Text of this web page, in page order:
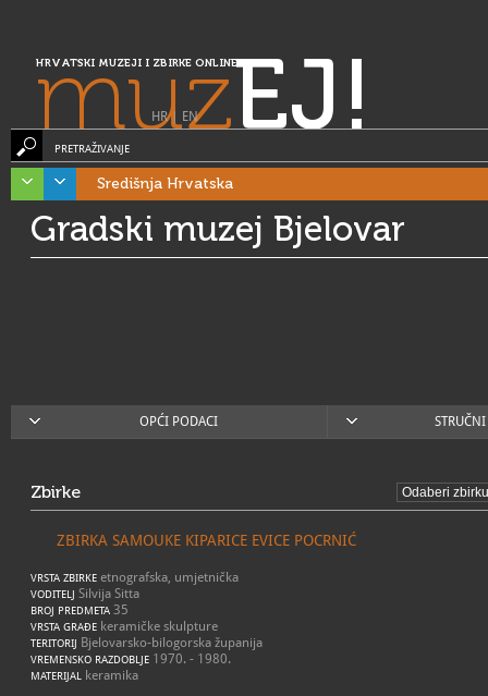
HRVATSKI MUZEJI I ZBIRKE ONLINE
muzEJ!
HR| EN
PRETRAŽIVANJE
Središnja Hrvatska
Gradski muzej Bjelovar
OPĆI PODACI
Zbirke
ZBIRKA SAMOUKE KIPARICE EVICE POCRNIĆ
VRSTA ZBIRKE etnografska, umjetnička
VODITELJ Silvija Sitta
BROJ PREDMETA 35
VRSTA GRAĐE keramičke skulpture
TERITORIJ Bjelovarsko-bilogorska županija
VREMENSKO RAZDOBLJE 1970. - 1980.
MATERIJAL keramika